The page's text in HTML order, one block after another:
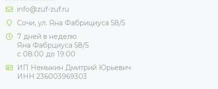
info@zuf-zuf.ru
Сочи, ул. Яна Фабрициуса 58/5
7 дней в неделю
Яна Фабрциуса 58/5
с 08:00 до 19:00
ИП Немыкин Дмитрий Юрьевич
ИНН 236003969303